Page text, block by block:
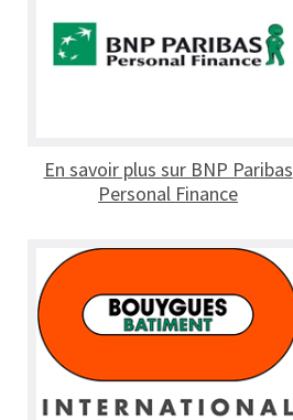
En savoir plus sur BNP Paribas
Personal Finance